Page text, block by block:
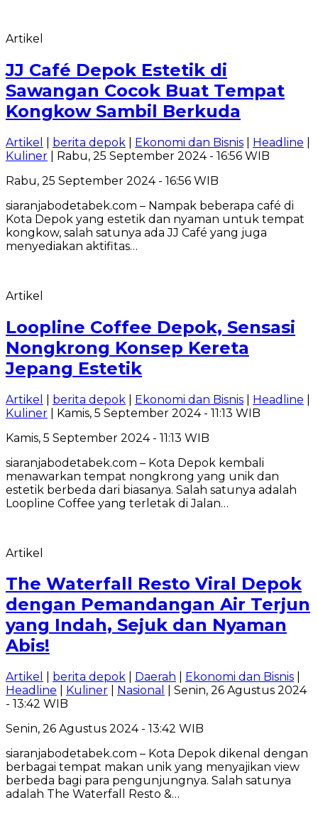
Artikel
JJ Café Depok Estetik di
Sawangan Cocok Buat Tempat
Kongkow Sambil Berkuda
Artikel berita depok Ekonomi dan Bisnis Headline
Kuliner | Rabu, 25 September 2024 - 16:56 WIB
Rabu, 25 September 2024 - 16:56 WIB
siaranjabodetabek.com – Nampak beberapa café di
Kota Depok yang estetik dan nyaman untuk tempat
kongkow, salah satunya ada JJ Café yang juga
menyediakan aktifitas…
Artikel
Loopline Coffee Depok, Sensasi
Nongkrong Konsep Kereta
Jepang Estetik
Artikel berita depok Ekonomi dan Bisnis Headline
Kuliner | Kamis, 5 September 2024 - 11:13 WIB
Kamis, 5 September 2024 - 11:13 WIB
siaranjabodetabek.com – Kota Depok kembali
menawarkan tempat nongkrong yang unik dan
estetik berbeda dari biasanya. Salah satunya adalah
Loopline Coffee yang terletak di Jalan…
Artikel
The Waterfall Resto Viral Depok
dengan Pemandangan Air Terjun
yang Indah, Sejuk dan Nyaman
Abis!
Artikel berita depok Daerah Ekonomi dan Bisnis
Headline
Kuliner Nasional
| Senin, 26 Agustus 2024
- 13:42 WIB
Senin, 26 Agustus 2024 - 13:42 WIB
siaranjabodetabek.com – Kota Depok dikenal dengan
berbagai tempat makan unik yang menyajikan view
berbeda bagi para pengunjungnya. Salah satunya
adalah The Waterfall Resto &…